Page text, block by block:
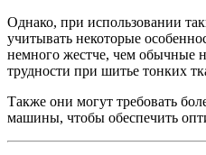
Однако, при использовании
учитывать некоторые
немного жестче, чем обычные
трудности при шитье тонких
Также они могут требовать
машины, чтобы обеспечить